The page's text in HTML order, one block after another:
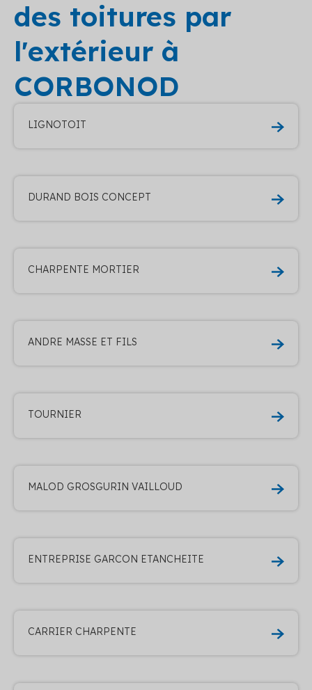
des toitures par
l'extérieur à
CORBONOD
LIGNOTOIT
DURAND BOIS CONCEPT
CHARPENTE MORTIER
ANDRE MASSE ET FILS
TOURNIER
MALOD GROSGURIN VAILLOUD
ENTREPRISE GARCON ETANCHEITE
CARRIER CHARPENTE